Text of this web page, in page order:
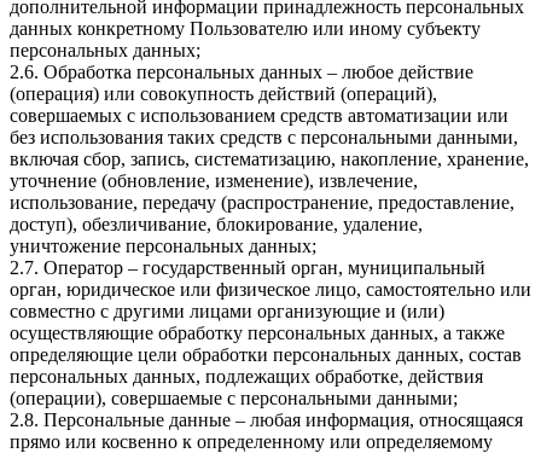
дополнительной информации принадлежность персональных
данных конкретному Пользователю или иному субъекту
персональных данных;
2.6. Обработка персональных данных – любое действие
(операция) или совокупность действий (операций),
совершаемых с использованием средств автоматизации или
без использования таких средств с персональными данными,
включая сбор, запись, систематизацию, накопление, хранение,
уточнение (обновление, изменение), извлечение,
использование, передачу (распространение, предоставление,
доступ), обезличивание, блокирование, удаление,
уничтожение персональных данных;
2.7. Оператор – государственный орган, муниципальный
орган, юридическое или физическое лицо, самостоятельно или
совместно с другими лицами организующие и (или)
осуществляющие обработку персональных данных, а также
определяющие цели обработки персональных данных, состав
персональных данных, подлежащих обработке, действия
(операции), совершаемые с персональными данными;
2.8. Персональные данные – любая информация, относящаяся
прямо или косвенно к определенному или определяемому